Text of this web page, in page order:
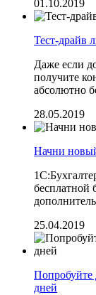
01.10.2019
Тест-драйв
Даже если
получите
абсолютно
28.05.2019
Начни
бесплатной
25.04.2019
дней